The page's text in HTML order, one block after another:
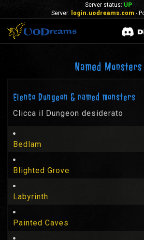
Server status: UP
Server:
login.uodreams.com -
Named Monsters
Elenco Dungeon & named monsters
Clicca il Dungeon desiderato
Bedlam
Blighted Grove
Labyrinth
Painted Caves